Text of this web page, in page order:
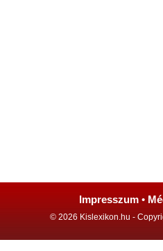
Impresszum •
© 2026 Kislexikon.hu -